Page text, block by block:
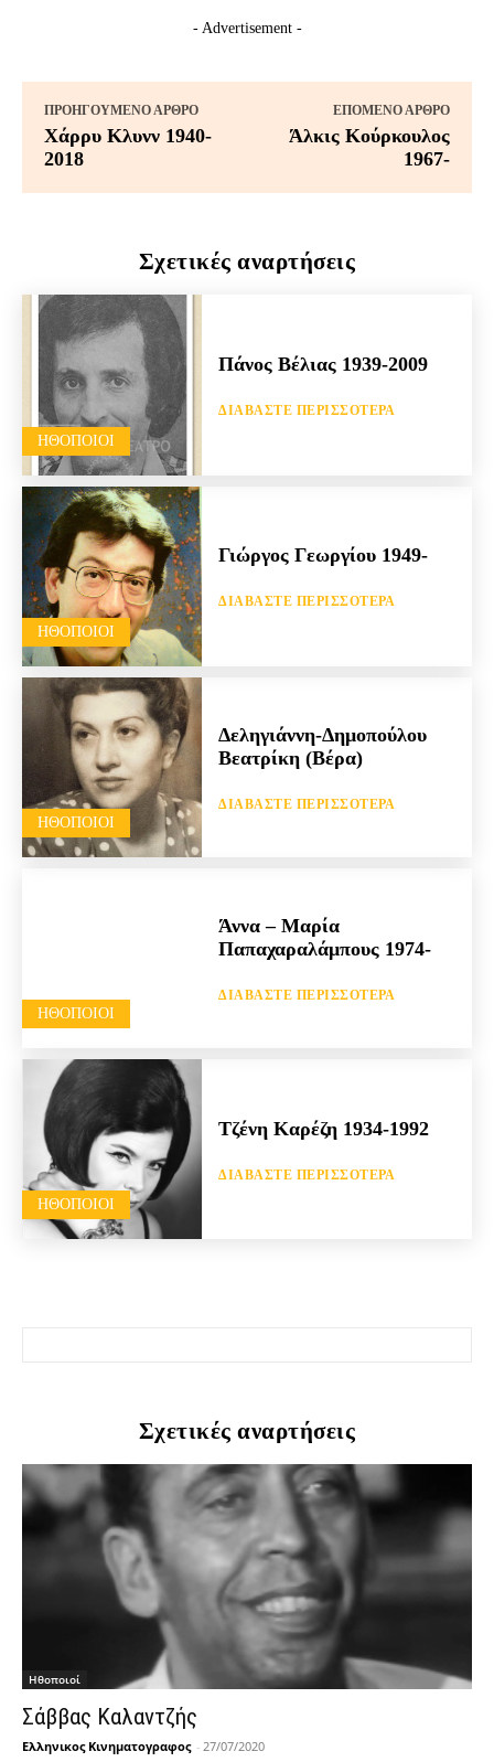
Σχετικές αναρτήσεις
HΘΟΠΟΙΟΊ
Πάνος Βέλιας 1939-2009
ΔΙΑΒΆΣΤΕ ΠΕΡΙΣΣΌΤΕΡΑ
HΘΟΠΟΙΟΊ
Γιώργος Γεωργίου 1949-
ΔΙΑΒΆΣΤΕ ΠΕΡΙΣΣΌΤΕΡΑ
HΘΟΠΟΙΟΊ
Δεληγιάννη-Δημοπούλου
Βεατρίκη (Βέρα)
ΔΙΑΒΆΣΤΕ ΠΕΡΙΣΣΌΤΕΡΑ
HΘΟΠΟΙΟΊ
Άννα – Μαρία
Παπαχαραλάμπους 1974-
ΔΙΑΒΆΣΤΕ ΠΕΡΙΣΣΌΤΕΡΑ
HΘΟΠΟΙΟΊ
Τζένη Καρέζη 1934-1992
ΔΙΑΒΆΣΤΕ ΠΕΡΙΣΣΌΤΕΡΑ
- Advertisement -
ΠΡΟΗΓΟΎΜΕΝΟ ΆΡΘΡΟ
Χάρρυ Κλυνν 1940-
2018
ΕΠΌΜΕΝΟ ΆΡΘΡΟ
Άλκις Κούρκουλος
1967-
Σχετικές αναρτήσεις
Hθοποιοί
Σάββας Καλαντζής
Ελληνικος Κινηματογραφος - 27/07/2020